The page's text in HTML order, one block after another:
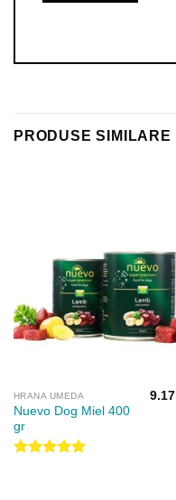
PRODUSE SIMILARE
HRANA UMEDA
Nuevo Dog Miel 400
gr
9.17